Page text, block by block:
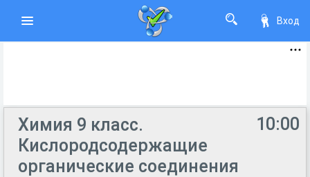
Вход
10:00
Химия 9 класс.
Кислородсодержащие
органические соединения